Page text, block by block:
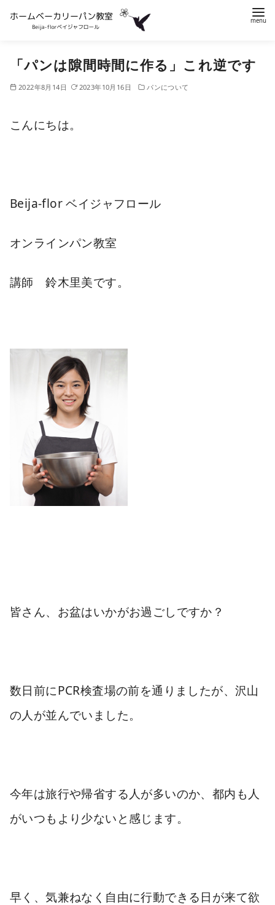
「パンは隙間時間に作る」これ逆です
2022年8月14日 2023年10月16日 パンについて
こんにちは。
Beija-flor ベイジャフロール
オンラインパン教室
講師 鈴木里美です。
皆さん、お盆はいかがお過ごしですか？
数日前にPCR検査場の前を通りましたが、沢山
の人が並んでいました。
今年は旅行や帰省する人が多いのか、都内も人
がいつもより少ないと感じます。
早く、気兼ねなく自由に行動できる日が来て欲